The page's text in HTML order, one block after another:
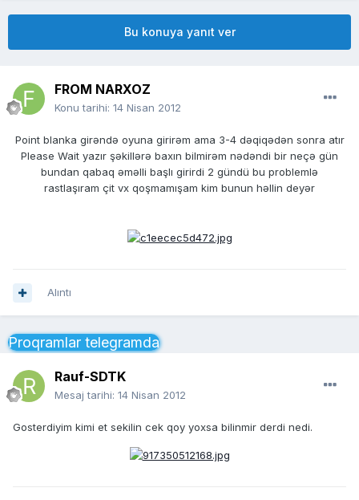
Bu konuya yanıt ver
FROM NARXOZ
Konu tarihi: 14 Nisan 2012
Point blanka girəndə oyuna girirəm ama 3-4 dəqiqədən sonra atır
Please Wait yazır şəkillərə baxın bilmirəm nədəndi bir neçə gün
bundan qabaq əməlli başlı girirdi 2 gündü bu problemlə
rastlaşıram çit vx qoşmamışam kim bunun həllin deyər
Alıntı
Proqramlar telegramda
Rauf-SDTK
Mesaj tarihi: 14 Nisan 2012
Gosterdiyim kimi et sekilin cek qoy yoxsa bilinmir derdi nedi.